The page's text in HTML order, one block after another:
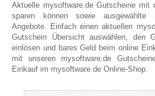
Aktuelle mysoftware.de Gutscheine mit
sparen können sowie ausgewählte
Angebote. Einfach einen aktuellen
Gutschein Übersicht auswählen, den
einlösen und bares Geld beim online
mit unseren mysoftware.de
Einkauf im mysoftware.de Online-Shop.